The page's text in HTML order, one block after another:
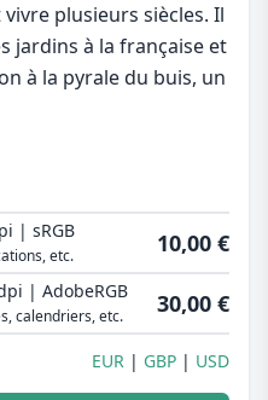
plusieurs siècles. Il
jardins à la française et
à la pyrale du buis, un
| sRGB
etc. 10,00 €
| AdobeRGB
calendriers, etc. 30,00 €
EUR GBP USD